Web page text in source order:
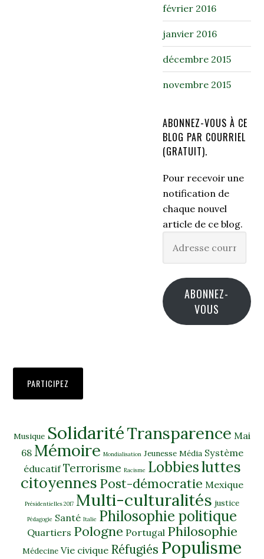
février 2016
janvier 2016
décembre 2015
novembre 2015
ABONNEZ-VOUS À CE
BLOG PAR COURRIEL
(GRATUIT).
Pour recevoir une
notification de
chaque nouvel
article de ce blog.
courriel
ABONNEZ-
VOUS
PARTICIPEZ
Musique SolidaritéTransparence Mai
68 Mémoire Mondialisation Jeunesse Média Système
éducatif Terrorisme Racisme Lobbiesluttes
citoyennes Post-démocratie Mexique
Présidentielles 2017 Multi-culturalités justice
Pédagogie Santé Italie Philosophie politique
Quartiers Pologne Portugal Philosophie
Médecine Vie civique Réfugiés Populisme